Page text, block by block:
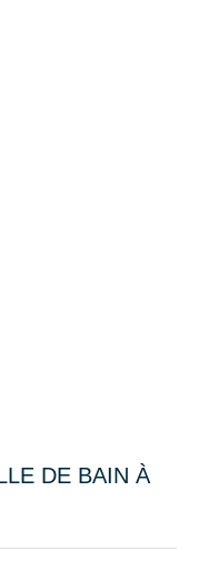
DE BAIN À